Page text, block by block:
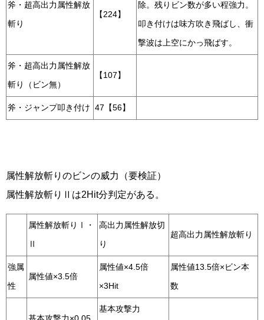
斧・超高出力属性解放
斬り
【224】
除。残りビン数が多い程強力。
叩き付けは味方吹き飛ばし、衝
撃波は上空にかっ飛ばす。
斧・超高出力属性解放
斬り（ビン無）
【107】
斧・ジャンプ叩き付け 47【56】
属性解放斬りのビンの威力（要検証）
属性解放斬りⅡは2Hit分判定がある。
属性解放斬りⅠ・ 高出力属性解放切
り
超高出力属性解放斬り
強属
性
属性値×3.5倍
属性値×4.5倍
×3Hit
属性値13.5倍×ビン本
数
基本攻撃力